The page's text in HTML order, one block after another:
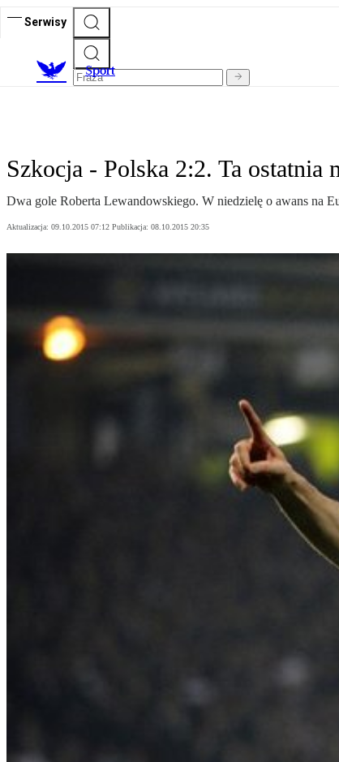
Serwisy
Sport
Szkocja - Polska 2:2. Ta ostatnia
Dwa gole Roberta Lewandowskiego. W niedzielę o awans na
Aktualizacja: 09.10.2015 07:12 Publikacja: 08.10.2015 20:35